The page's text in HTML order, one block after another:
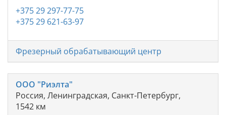
+375 29 297-77-75
+375 29 621-63-97
Фрезерный обрабатывающий центр
ООО "Риэлта"
Россия, Ленинградская, Санкт-Петербург,
1542 км